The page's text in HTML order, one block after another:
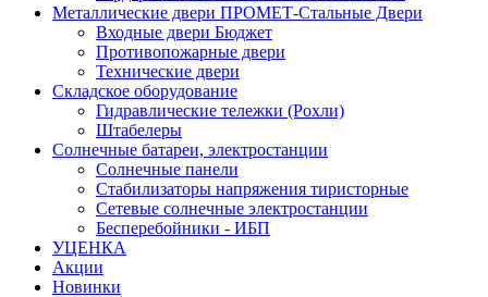
Металлические двери ПРОМЕТ-Стальные Двери
Входные двери Бюджет
Противопожарные двери
Технические двери
Складское оборудование
Гидравлические тележки (Рохли)
Штабелеры
Солнечные батареи, электростанции
Солнечные панели
Стабилизаторы напряжения тиристорные
Сетевые солнечные электростанции
Бесперебойники - ИБП
УЦЕНКА
Акции
Новинки